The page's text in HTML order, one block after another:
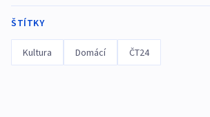
ŠTÍTKY
Kultura Domácí ČT24